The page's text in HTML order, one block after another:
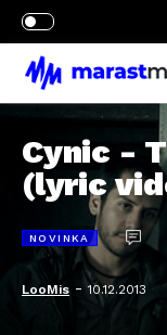
Cynic -
(lyric
NOVINKA
LooMis -10.12.2013